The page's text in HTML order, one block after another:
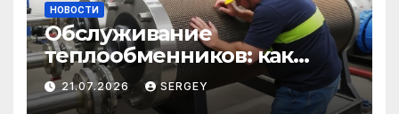
НОВОСТИ
Обслуживание
теплообменников: как
сохранить эффективность
и избежать простоев
21.07.2026 SERGEY